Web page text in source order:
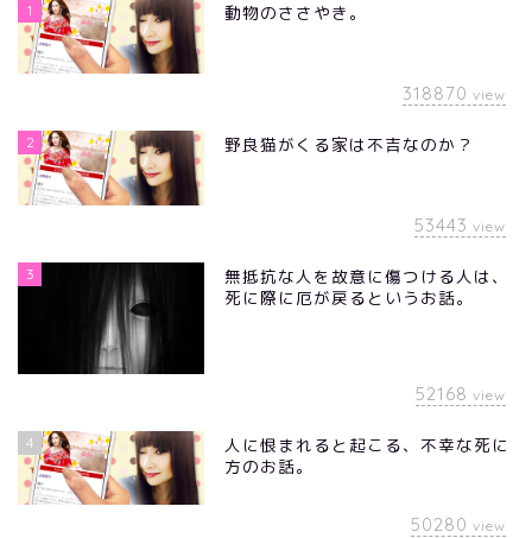
1 動物のささやき。
318870 view
2 野良猫がくる家は不吉なのか？
53443 view
3
無抵抗な人を故意に傷つける人は、
死に際に厄が戻るというお話。
52168 view
4
人に恨まれると起こる、不幸な死に
方のお話。
50280 view